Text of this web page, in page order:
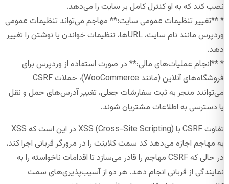
نصب کند که به او کنترل کامل بر سایت را می‌دهد.
* **تغییر تنظیمات عمومی سایت:** مهاجم می‌تواند تنظیمات عمومی
وردپرس مانند نام سایت، URLها، تنظیمات خواندن یا نوشتن را تغییر
دهد.
* **انجام عملیات‌های مالی:** در صورت استفاده از وردپرس برای
فروشگاه‌های آنلاین (مانند WooCommerce)، حملات CSRF
می‌توانند منجر به ثبت سفارشات جعلی، تغییر آدرس‌های حمل و نقل
یا دسترسی به اطلاعات مشتریان شوند.
تفاوت CSRF با XSS (Cross-Site Scripting) در این است که XSS
به مهاجم اجازه می‌دهد کد سمت کلاینت را در مرورگر قربانی اجرا کند،
در حالی که CSRF مهاجم را قادر می‌سازد تا اقدامات ناخواسته را به
نمایندگی از قربانی انجام دهد. هر دو از آسیب‌پذیری‌های سمت